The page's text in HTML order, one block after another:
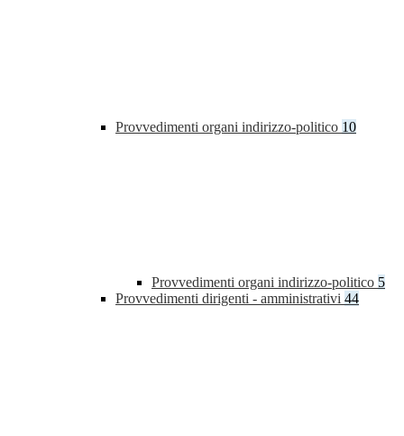
Provvedimenti organi indirizzo-politico 10
Provvedimenti organi indirizzo-politico 5
Provvedimenti dirigenti - amministrativi 44